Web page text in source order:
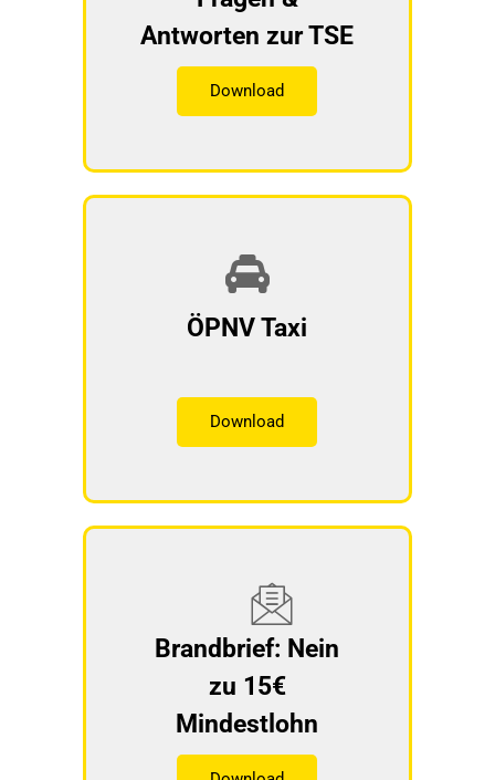
Antworten zur TSE
Download
ÖPNV Taxi
Download
Brandbrief: Nein
zu 15€
Mindestlohn